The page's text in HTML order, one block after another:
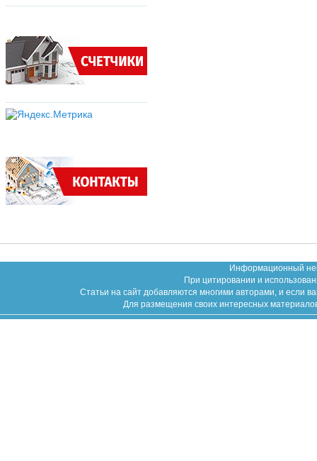
Информационный
При цитировании и
Статьи на сайт добавляются многими авторами, и если
Для размещения своих интересных